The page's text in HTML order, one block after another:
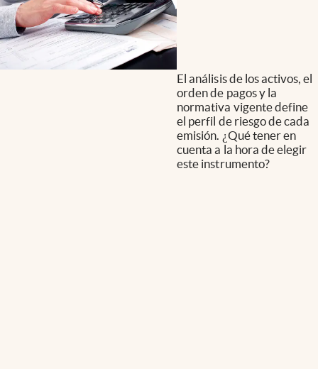
El análisis de los activos, el
orden de pagos y la
normativa vigente define
el perfil de riesgo de cada
emisión. ¿Qué tener en
cuenta a la hora de elegir
este instrumento?